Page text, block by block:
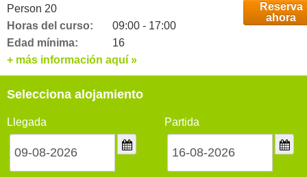
Person 20
Horas del curso:
09:00 - 17:00
Edad mínima:
16
Reserva
ahora
+ más información aquí »
Selecciona alojamiento
Llegada Partida